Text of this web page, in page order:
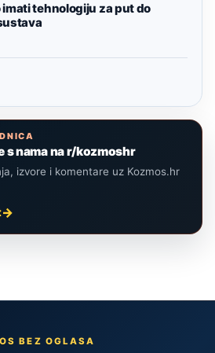
tehnologiju za put do
s nama na r/kozmoshr
izvore i komentare uz Kozmos.hr
BEZ OGLASA